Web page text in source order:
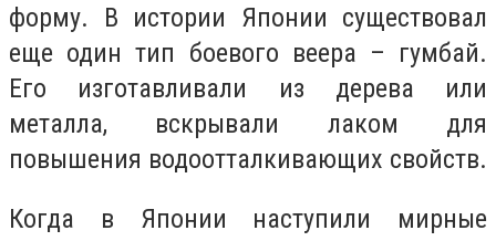
форму. В истории Японии существовал
еще один тип боевого веера – гумбай.
Его изготавливали из дерева или
металла, вскрывали лаком для
повышения водоотталкивающих свойств.
Когда в Японии наступили мирные